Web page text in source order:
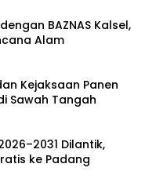
BAZNAS Kalsel,
Alam
Kejaksaan Panen
Sawah Tangah
Dilantik,
ke Padang